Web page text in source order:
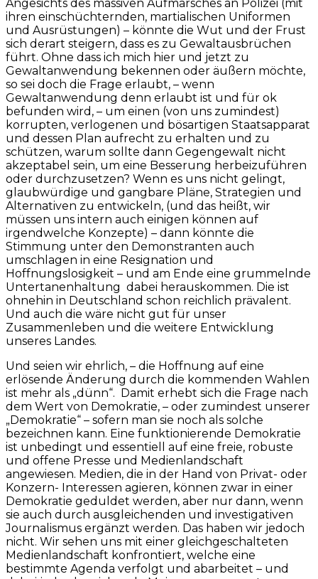
Angesichts des massiven Aufmarsches an Polizei (mit
ihren einschüchternden, martialischen Uniformen
und Ausrüstungen) – könnte die Wut und der Frust
sich derart steigern, dass es zu Gewaltausbrüchen
führt. Ohne dass ich mich hier und jetzt zu
Gewaltanwendung bekennen oder äußern möchte,
so sei doch die Frage erlaubt, – wenn
Gewaltanwendung denn erlaubt ist und für ok
befunden wird, – um einen (von uns zumindest)
korrupten, verlogenen und bösartigen Staatsapparat
und dessen Plan aufrecht zu erhalten und zu
schützen, warum sollte dann Gegengewalt nicht
akzeptabel sein, um eine Besserung herbeizuführen
oder durchzusetzen? Wenn es uns nicht gelingt,
glaubwürdige und gangbare Pläne, Strategien und
Alternativen zu entwickeln, (und das heißt, wir
müssen uns intern auch einigen können auf
irgendwelche Konzepte) – dann könnte die
Stimmung unter den Demonstranten auch
umschlagen in eine Resignation und
Hoffnungslosigkeit – und am Ende eine grummelnde
Untertanenhaltung dabei herauskommen. Die ist
ohnehin in Deutschland schon reichlich prävalent.
Und auch die wäre nicht gut für unser
Zusammenleben und die weitere Entwicklung
unseres Landes.
Und seien wir ehrlich, – die Hoffnung auf eine
erlösende Änderung durch die kommenden Wahlen
ist mehr als „dünn“. Damit erhebt sich die Frage nach
dem Wert von Demokratie, – oder zumindest unserer
„Demokratie“ – sofern man sie noch als solche
bezeichnen kann. Eine funktionierende Demokratie
ist unbedingt und essentiell auf eine freie, robuste
und offene Presse und Medienlandschaft
angewiesen. Medien, die in der Hand von Privat- oder
Konzern- Interessen agieren, können zwar in einer
Demokratie geduldet werden, aber nur dann, wenn
sie auch durch ausgleichenden und investigativen
Journalismus ergänzt werden. Das haben wir jedoch
nicht. Wir sehen uns mit einer gleichgeschalteten
Medienlandschaft konfrontiert, welche eine
bestimmte Agenda verfolgt und abarbeitet – und